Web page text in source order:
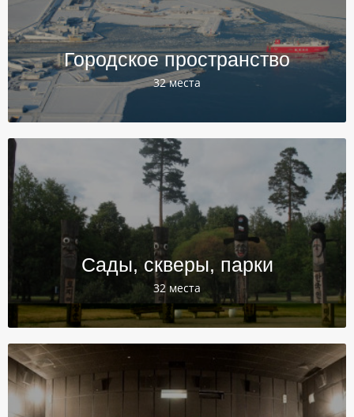
Городское пространство
32 места
Сады, скверы, парки
32 места